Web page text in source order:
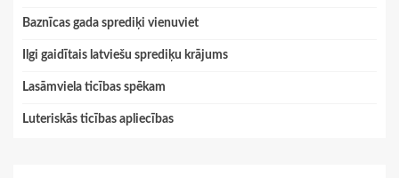
Baznīcas gada sprediķi vienuviet
Ilgi gaidītais latviešu sprediķu krājums
Lasāmviela ticības spēkam
Luteriskās ticības apliecības